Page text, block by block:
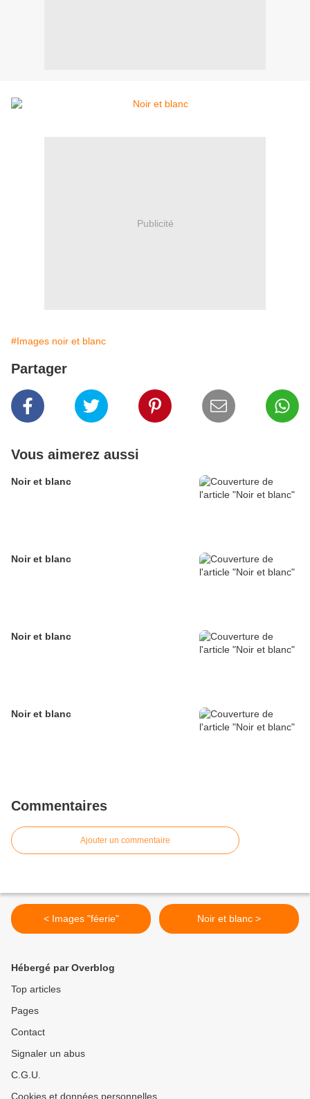
Publicité
#Images noir et blanc
Partager
Vous aimerez aussi
Noir et blanc
Noir et blanc
Noir et blanc
Noir et blanc
Commentaires
Ajouter un commentaire
< Images "féerie" Noir et blanc >
Hébergé par Overblog
Top articles
Pages
Contact
Signaler un abus
C.G.U.
Cookies et données personnelles